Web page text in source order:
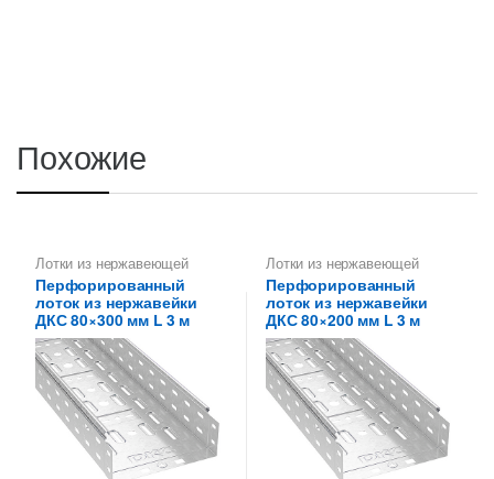
Похожие
Лотки из нержавеющей
стали
Перфорированный
лоток из нержавейки
ДКС 80×300 мм L 3 м
Лотки из нержавеющей
стали
Перфорированный
лоток из нержавейки
ДКС 80×200 мм L 3 м